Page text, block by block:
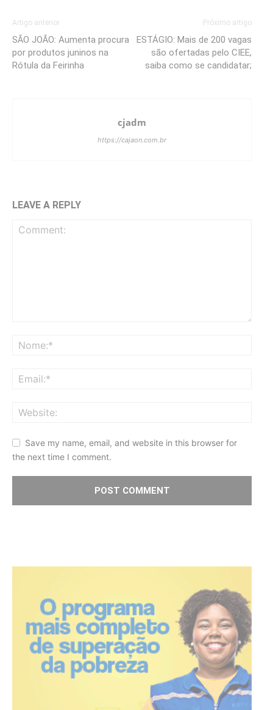
Artigo anterior
SÃO JOÃO: Aumenta procura
por produtos juninos na
Rótula da Feirinha
Próximo artigo
ESTÁGIO: Mais de 200 vagas
são ofertadas pelo CIEE,
saiba como se candidatar;
cjadm
https://cajaon.com.br
LEAVE A REPLY
Save my name, email, and website in this browser for
the next time I comment.